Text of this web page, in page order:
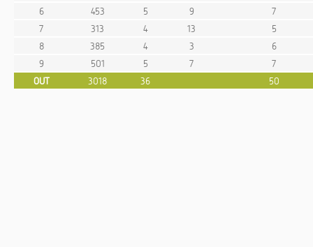
6
453 5 9
7
7
313 4 13
5
8
385 4 3
6
9
501 5 7
7
OUT
3018 36 50